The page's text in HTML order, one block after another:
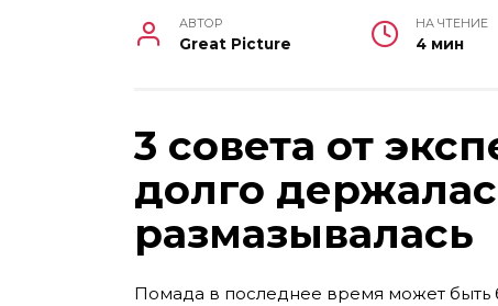
АВТОР
Great Picture
НА ЧТЕНИЕ
4 мин
3 совета от
долго
размазывалась
Помада в последнее время может быть